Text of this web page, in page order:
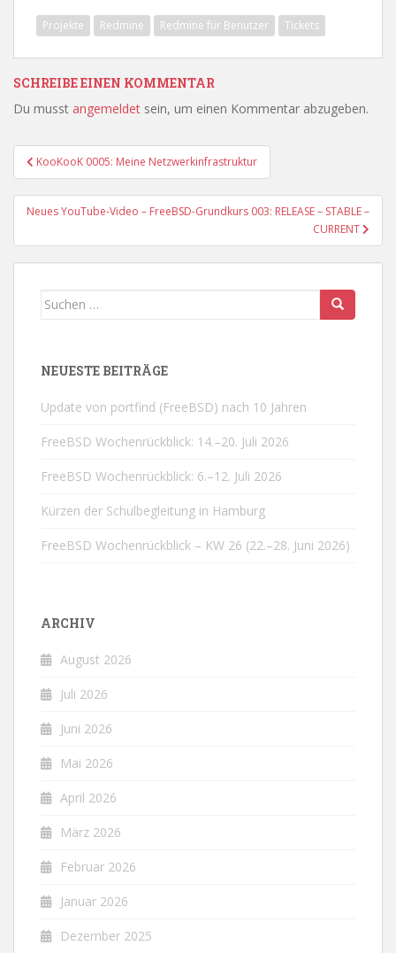
Projekte Redmine Redmine für Benutzer Tickets
SCHREIBE EINEN KOMMENTAR
Du musst angemeldet sein, um einen Kommentar abzugeben.
Beitragsnavigation
KooKooK 0005: Meine Netzwerkinfrastruktur
Neues YouTube-Video – FreeBSD-Grundkurs 003: RELEASE – STABLE –
CURRENT
Suchen
NEUESTE BEITRÄGE
Update von portfind (FreeBSD) nach 10 Jahren
FreeBSD Wochenrückblick: 14.–20. Juli 2026
FreeBSD Wochenrückblick: 6.–12. Juli 2026
Kürzen der Schulbegleitung in Hamburg
FreeBSD Wochenrückblick – KW 26 (22.–28. Juni 2026)
ARCHIV
August 2026
Juli 2026
Juni 2026
Mai 2026
April 2026
März 2026
Februar 2026
Januar 2026
Dezember 2025